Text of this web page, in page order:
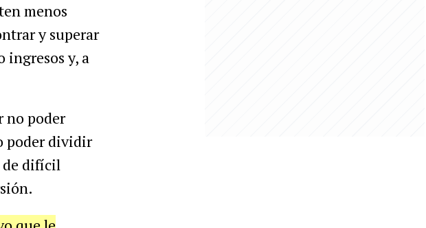
menos
y superar
ingresos y, a
no poder
poder dividir
de difícil